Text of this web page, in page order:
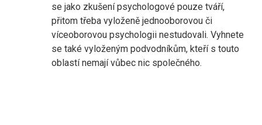
se jako zkušení psychologové pouze tváří,
přitom třeba vyloženě jednooborovou či
víceoborovou psychologii nestudovali. Vyhnete
se také vyloženým podvodníkům, kteří s touto
oblastí nemají vůbec nic společného.